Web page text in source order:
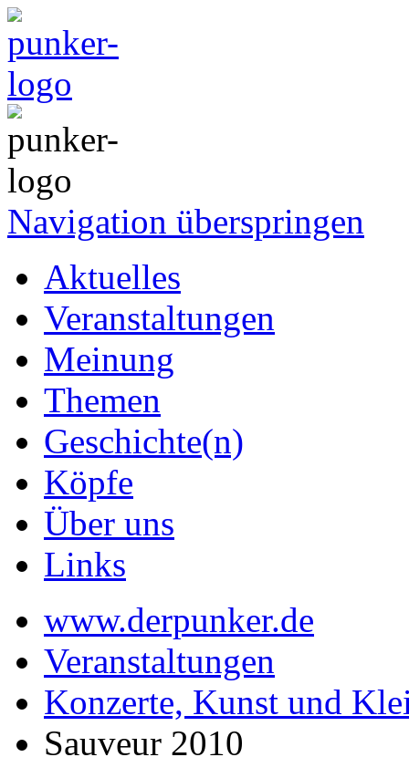
Navigation überspringen
Aktuelles
Veranstaltungen
Meinung
Themen
Geschichte(n)
Köpfe
Über uns
Links
www.derpunker.de
Veranstaltungen
Konzerte, Kunst und
Sauveur 2010